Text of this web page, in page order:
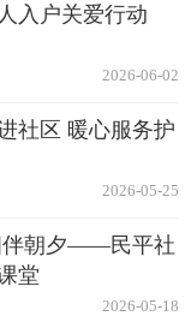
入户关爱行动
2026-06-02
社区 暖心服务护
2026-05-25
伴朝夕——民平社
堂
2026-05-18